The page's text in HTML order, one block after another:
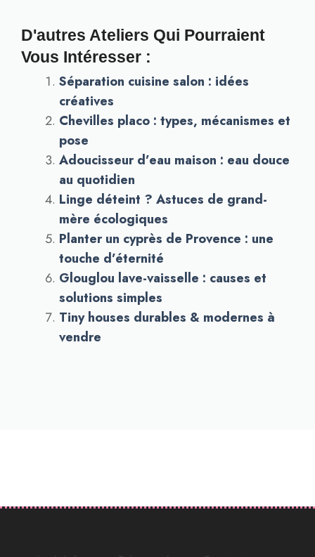
D'autres Ateliers Qui Pourraient
Vous Intéresser :
Séparation cuisine salon : idées
créatives
Chevilles placo : types, mécanismes et
pose
Adoucisseur d’eau maison : eau douce
au quotidien
Linge déteint ? Astuces de grand-
mère écologiques
Planter un cyprès de Provence : une
touche d’éternité
Glouglou lave-vaisselle : causes et
solutions simples
Tiny houses durables & modernes à
vendre